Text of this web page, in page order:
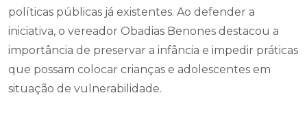
políticas públicas já existentes. Ao defender a
iniciativa, o vereador Obadias Benones destacou a
importância de preservar a infância e impedir práticas
que possam colocar crianças e adolescentes em
situação de vulnerabilidade.